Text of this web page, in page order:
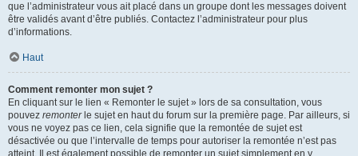
que l’administrateur vous ait placé dans un groupe dont les messages doivent
être validés avant d’être publiés. Contactez l’administrateur pour plus
d’informations.
Haut
Comment remonter mon sujet ?
En cliquant sur le lien « Remonter le sujet » lors de sa consultation, vous
pouvez remonterle sujet en haut du forum sur la première page. Par ailleurs, si
vous ne voyez pas ce lien, cela signifie que la remontée de sujet est
désactivée ou que l’intervalle de temps pour autoriser la remontée n’est pas
atteint. Il est également possible de remonter un sujet simplement en y